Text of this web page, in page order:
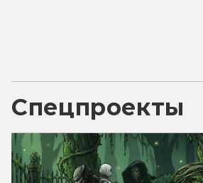
Спецпроекты